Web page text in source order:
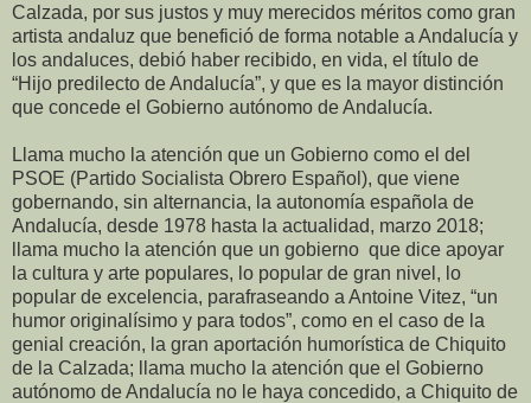
Calzada, por sus justos y muy merecidos méritos como gran
artista andaluz que benefició de forma notable a Andalucía y
los andaluces, debió haber recibido, en vida, el título de
“Hijo predilecto de Andalucía”, y que es la mayor distinción
que concede el Gobierno autónomo de Andalucía.
Llama mucho la atención que un Gobierno como el del
PSOE (Partido Socialista Obrero Español), que viene
gobernando, sin alternancia, la autonomía española de
Andalucía, desde 1978 hasta la actualidad, marzo 2018;
llama mucho la atención que un gobierno que dice apoyar
la cultura y arte populares, lo popular de gran nivel, lo
popular de excelencia, parafraseando a Antoine Vitez, “un
humor originalísimo y para todos”, como en el caso de la
genial creación, la gran aportación humorística de Chiquito
de la Calzada; llama mucho la atención que el Gobierno
autónomo de Andalucía no le haya concedido, a Chiquito de